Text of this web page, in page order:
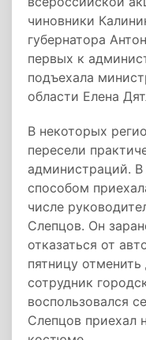
чиновники
губернатора
первых к
подъехала
области Елена
В некоторых
пересели
администраций.
способом
числе
Слепцов. Он
отказаться от
пятницу
сотрудник
воспользовался
Слепцов приехал